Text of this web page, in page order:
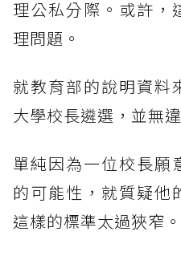
理公私分際。或許，
理問題。
就教育部的說明資料
大學校長遴選，並無
單純因為一位校長願
的可能性，就質疑他
這樣的標準太過狹窄。